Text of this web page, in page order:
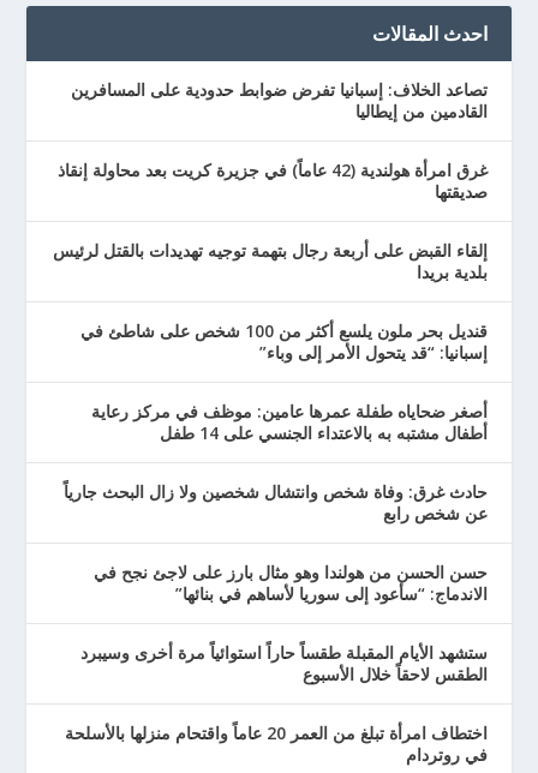
احدث المقالات
تصاعد الخلاف: إسبانيا تفرض ضوابط حدودية على المسافرين
القادمين من إيطاليا
غرق امرأة هولندية (42 عاماً) في جزيرة كريت بعد محاولة إنقاذ
صديقتها
إلقاء القبض على أربعة رجال بتهمة توجيه تهديدات بالقتل لرئيس
بلدية بريدا
قنديل بحر ملون يلسع أكثر من 100 شخص على شاطئ في
إسبانيا: “قد يتحول الأمر إلى وباء”
أصغر ضحاياه طفلة عمرها عامين: موظف في مركز رعاية
أطفال مشتبه به بالاعتداء الجنسي على 14 طفل
حادث غرق: وفاة شخص وانتشال شخصين ولا زال البحث جارياً
عن شخص رابع
حسن الحسن من هولندا وهو مثال بارز على لاجئ نجح في
الاندماج: “سأعود إلى سوريا لأساهم في بنائها”
ستشهد الأيام المقبلة طقساً حاراً استوائياً مرة أخرى وسيبرد
الطقس لاحقاً خلال الأسبوع
اختطاف امرأة تبلغ من العمر 20 عاماً واقتحام منزلها بالأسلحة
في روتردام